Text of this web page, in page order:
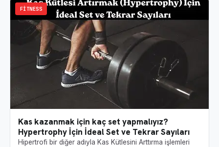
FITNESS
Kas kazanmak için kaç set yapmalıyız?
Hypertrophy İçin İdeal Set ve Tekrar Sayıları
Hipertrofi bir diğer adıyla Kas Kütlesini Arttırma işlemleri